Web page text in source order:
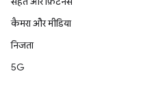
कैमरा और मीडिया
निजता
5G